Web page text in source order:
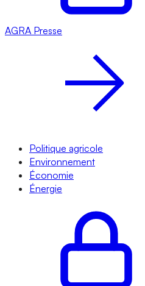
AGRA Presse
Politique agricole
Environnement
Économie
Énergie